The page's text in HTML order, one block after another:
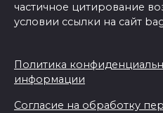
частичное цитирование
условии ссылки на сайт
Политика
информации
Согласие на обработку